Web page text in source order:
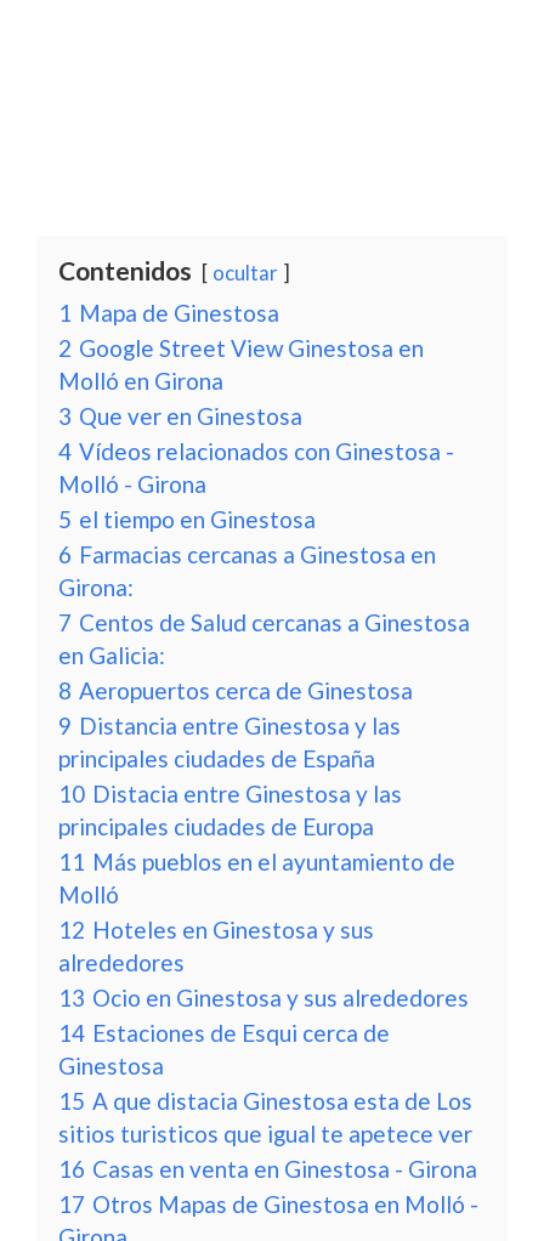
Contenidos ocultar
1 Mapa de Ginestosa
2 Google Street View Ginestosa en
Molló en Girona
3 Que ver en Ginestosa
4 Vídeos relacionados con Ginestosa -
Molló - Girona
5 el tiempo en Ginestosa
6 Farmacias cercanas a Ginestosa en
Girona:
7 Centos de Salud cercanas a Ginestosa
en Galicia:
8 Aeropuertos cerca de Ginestosa
9 Distancia entre Ginestosa y las
principales ciudades de España
10 Distacia entre Ginestosa y las
principales ciudades de Europa
11 Más pueblos en el ayuntamiento de
Molló
12 Hoteles en Ginestosa y sus
alrededores
13 Ocio en Ginestosa y sus alrededores
14 Estaciones de Esqui cerca de
Ginestosa
15 A que distacia Ginestosa esta de Los
sitios turisticos que igual te apetece ver
16 Casas en venta en Ginestosa - Girona
17 Otros Mapas de Ginestosa en Molló -